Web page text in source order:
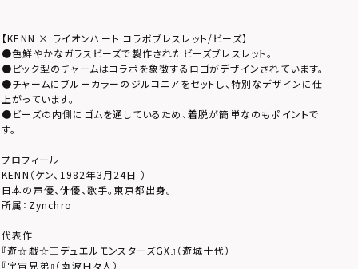
【KENN × ライオンハート コラボブレスレット/ビーズ】
●色鮮やかなガラスビーズで製作されたビーズブレスレット。
●ピック型のチャームはコラボを象徴するロゴがデザインされています。
●チャームにブルーカラーのジルコニアをセットし、特別なデザインに仕
上がっています。
●ビーズの内側にゴムを通しているため、着脱が簡単なのもポイントで
す。
プロフィール
KENN（ケン、1982年3月24日 ）
日本の声優、俳優、歌手。東京都出身。
所属：Zynchro
代表作
『遊☆戯☆王デュエルモンスターズGX』（遊城十代）
『宇宙兄弟』（南波日々人）